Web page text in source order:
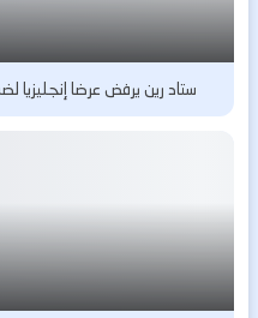
ستاد رين يرفض عرضا إنجليزيا